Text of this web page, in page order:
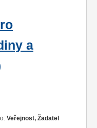
a
Veřejnost, Žadatel